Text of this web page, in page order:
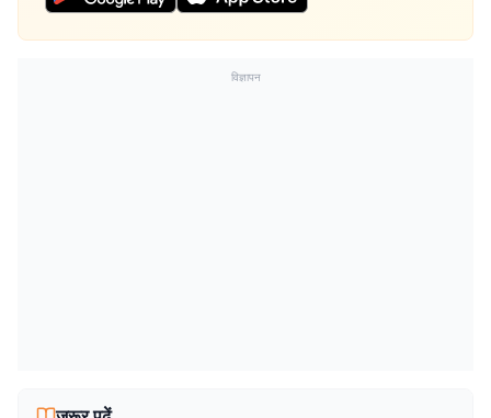
विज्ञापन